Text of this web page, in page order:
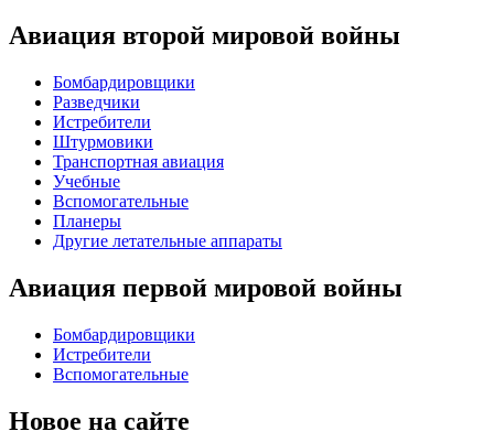
Авиация второй мировой войны
Бомбардировщики
Разведчики
Истребители
Штурмовики
Транспортная авиация
Учебные
Вспомогательные
Планеры
Другие летательные аппараты
Авиация первой мировой войны
Бомбардировщики
Истребители
Вспомогательные
Новое на сайте